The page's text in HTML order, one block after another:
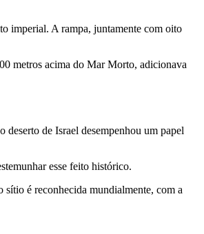
imperial. A rampa, juntamente com oito
metros acima do Mar Morto, adicionava
deserto de Israel desempenhou um papel
esse feito histórico.
sítio é reconhecida mundialmente, com a